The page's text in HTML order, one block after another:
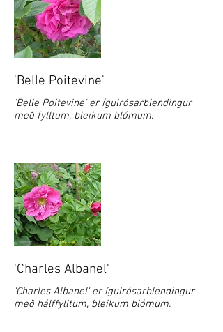
'Belle Poitevine'
'Belle Poitevine' er ígulrósarblendingur
með fylltum, bleikum blómum.
'Charles Albanel'
'Charles Albanel' er ígulrósarblendingur
með hálffylltum, bleikum blómum.